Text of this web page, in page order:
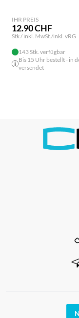
IHR PREIS
12.90 CHF
Stk / inkl. MwSt./inkl. vRG
143 Stk. verfügbar
Bis 15 Uhr bestellt - in
versendet